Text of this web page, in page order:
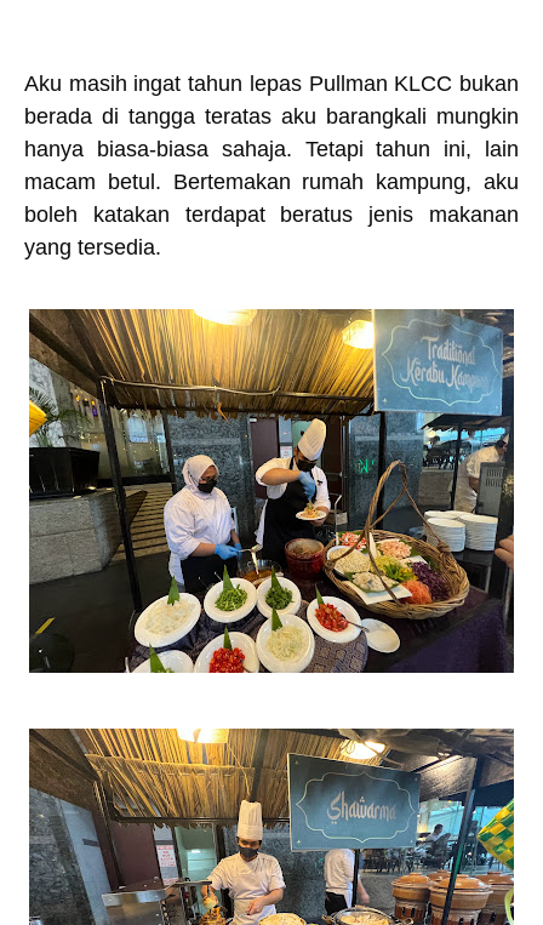
Aku masih ingat tahun lepas Pullman KLCC bukan
berada di tangga teratas aku barangkali mungkin
hanya biasa-biasa sahaja. Tetapi tahun ini, lain
macam betul. Bertemakan rumah kampung, aku
boleh katakan terdapat beratus jenis makanan
yang tersedia.